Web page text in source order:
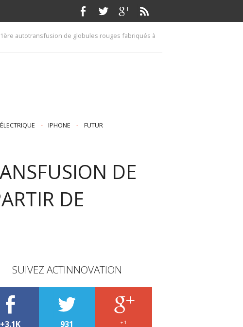
1ère autotransfusion de globules rouges fabriqués à
ÉLECTRIQUE - IPHONE - FUTUR
DE
DE
SUIVEZ ACTINNOVATION
+3.1K 931 + 1